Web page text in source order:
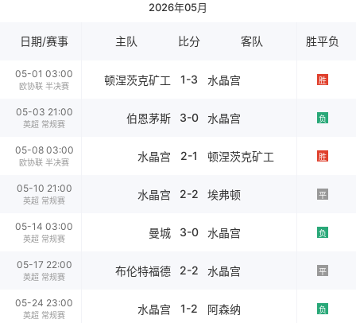
2026年05月
日期/赛事 主队 比分 客队 胜平负
05-01 03:00
欧协联 半决赛 顿涅茨克矿工 1-3 水晶宫 胜
05-03 21:00
英超 常规赛 伯恩茅斯 3-0 水晶宫 负
05-08 03:00
欧协联 半决赛 水晶宫 2-1 顿涅茨克矿工 胜
05-10 21:00
英超 常规赛 水晶宫 2-2 埃弗顿 平
05-14 03:00
英超 常规赛 曼城 3-0 水晶宫 负
05-17 22:00
英超 常规赛 布伦特福德 2-2 水晶宫 平
05-24 23:00
英超 常规赛 水晶宫 1-2 阿森纳 负